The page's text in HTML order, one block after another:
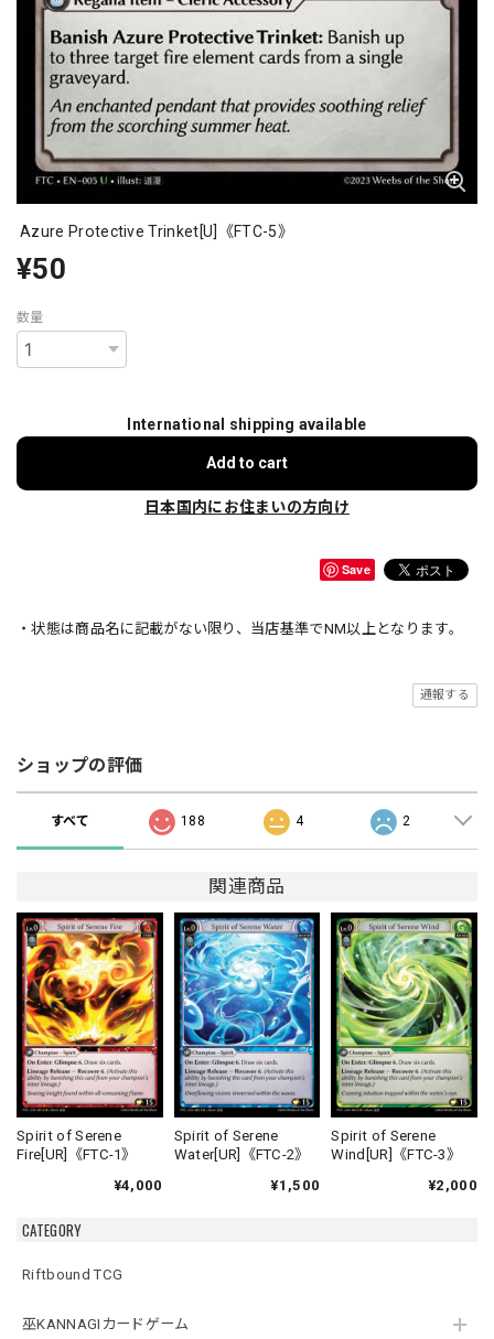
CATEGORY
Riftbound TCG
巫KANNAGIカードゲーム
Azure Protective Trinket[U]《FTC-5》
¥50
数量
International shipping available
Add to cart
日本国内にお住まいの方向け
Save
・状態は商品名に記載がない限り、当店基準でNM以上となります。
通報する
ショップの評価
すべて 188 4 2
関連商品
Spirit of Serene
Fire[UR]《FTC-1》
¥4,000
Spirit of Serene
Water[UR]《FTC-2》
¥1,500
Spirit of Serene
Wind[UR]《FTC-3》
¥2,000